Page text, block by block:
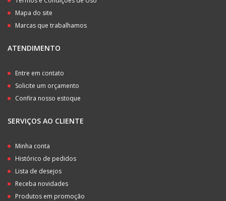
Mapa do site
Marcas que trabalhamos
ATENDIMENTO
Entre em contato
Solicite um orçamento
Confira nosso estoque
SERVIÇOS AO CLIENTE
Minha conta
Histórico de pedidos
Lista de desejos
Receba novidades
Produtos em promoção